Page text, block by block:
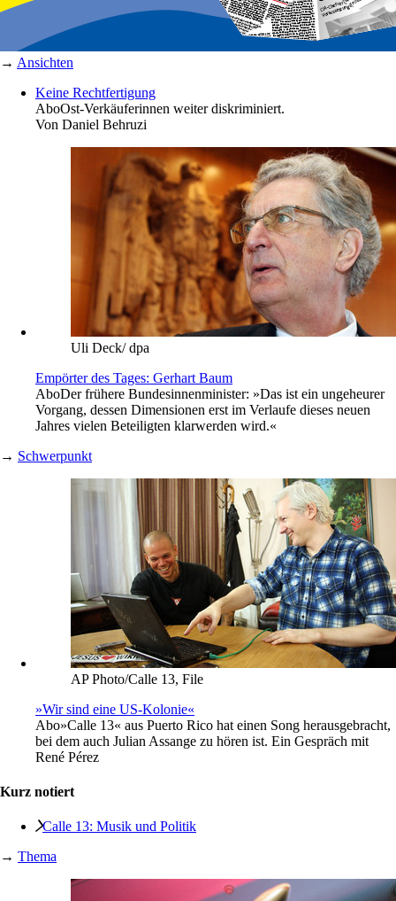
→ Ansichten
Keine Rechtfertigung
AboOst-Verkäuferinnen weiter diskriminiert.
Von Daniel Behruzi
Uli Deck/ dpa
Empörter des Tages: Gerhart Baum
AboDer frühere Bundesinnenminister: »Das ist ein ungeheurer
Vorgang, dessen Dimensionen erst im Verlaufe dieses neuen
Jahres vielen Beteiligten klarwerden wird.«
→ Schwerpunkt
AP Photo/Calle 13, File
»Wir sind eine US-Kolonie«
Abo»Calle 13« aus Puerto Rico hat einen Song herausgebracht,
bei dem auch Julian Assange zu hören ist. Ein Gespräch mit
René Pérez
Kurz notiert
Calle 13: Musik und Politik
→ Thema